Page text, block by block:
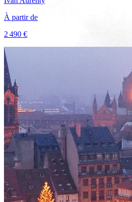
À partir de
2 490 €
Voir le voyage